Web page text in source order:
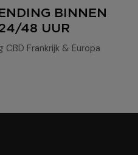
BINNEN
48 UUR
CBD Frankrijk & Europa